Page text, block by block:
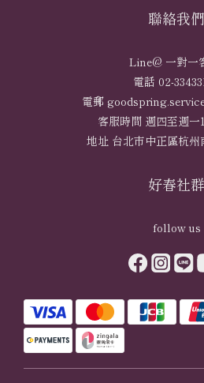
聯絡我們
Line@ 一對一
電話 02-
電郵
客服時間 週四至週一
地址 台北市中正區杭州
好春社群
follow us